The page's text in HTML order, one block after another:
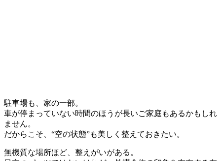
駐車場も、家の一部。
車が停まっていない時間のほうが長いご家庭もあるかもしれ
ません。
だからこそ、“空の状態”も美しく整えておきたい。
無機質な場所ほど、整えがいがある。